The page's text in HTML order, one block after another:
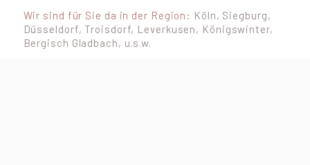
Wir sind für Sie da in der Region: Köln, Siegburg,
Düsseldorf, Troisdorf, Leverkusen, Königswinter,
Bergisch Gladbach, u.s.w.